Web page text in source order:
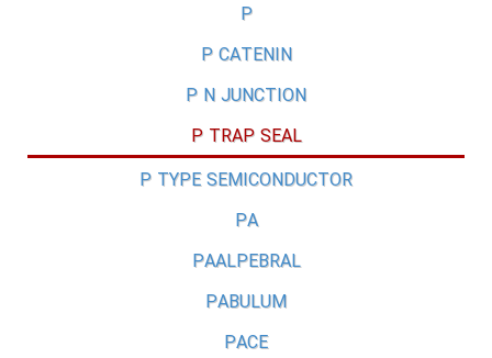
P
P CATENIN
P N JUNCTION
P TRAP SEAL
P TYPE SEMICONDUCTOR
PA
PAALPEBRAL
PABULUM
PACE